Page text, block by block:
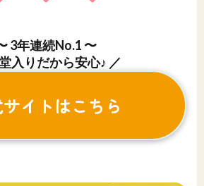
3年連続No.1 〜
入りだから安心♪ ／
イトはこちら